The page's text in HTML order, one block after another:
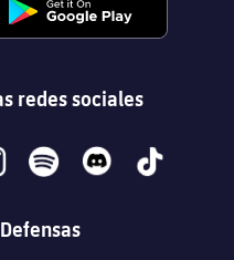
redes sociales
spotify discord tiktok
Defensas